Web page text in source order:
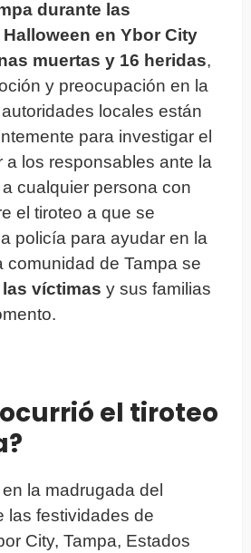
durante las
en Ybor City
muertas y 16 heridas,
y preocupación en la
locales están
para investigar el
a los responsables ante la
cualquier persona con
el tiroteo a que se
policía para ayudar en la
comunidad de Tampa se
víctimas y sus familias
el tiroteo
la madrugada del
las festividades de
City, Tampa, Estados